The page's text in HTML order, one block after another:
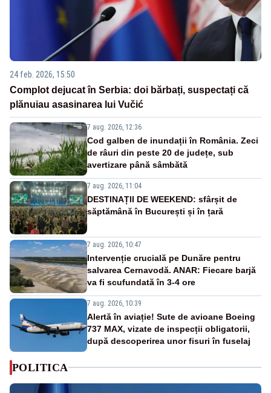
24 feb. 2026, 15:50
Complot dejucat în Serbia: doi bărbați, suspectați că
plănuiau asasinarea lui Vučić
7 aug. 2026, 12:36
Cod galben de inundații în România. Zeci
de râuri din peste 20 de județe, sub
avertizare până sâmbătă
7 aug. 2026, 11:04
DESTINAȚII DE WEEKEND: sfârșit de
săptămână în București și în țară
7 aug. 2026, 10:47
Intervenție crucială pe Dunăre pentru
salvarea Cernavodă. ANAR: Fiecare barjă
va fi scufundată în 3-4 ore
7 aug. 2026, 10:39
Alertă în aviație! Sute de avioane Boeing
737 MAX, vizate de inspecții obligatorii,
după descoperirea unor fisuri în fuselaj
POLITICA